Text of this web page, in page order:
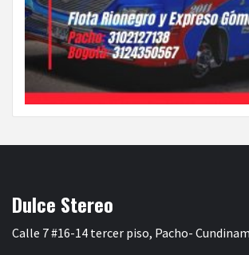
Dulce Stereo
Calle 7 #16-14 tercer piso, Pacho-